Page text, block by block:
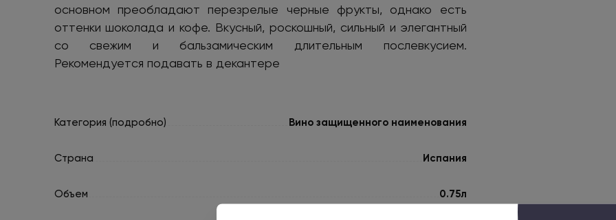
основном преобладают перезрелые черные фрукты, однако есть
оттенки шоколада и кофе. Вкусный, роскошный, сильный и элегантный
со свежим и бальзамическим длительным послевкусием.
Рекомендуется подавать в декантере
Категория (подробно) Вино защищенного наименования
Страна Испания
Объем 0.75л